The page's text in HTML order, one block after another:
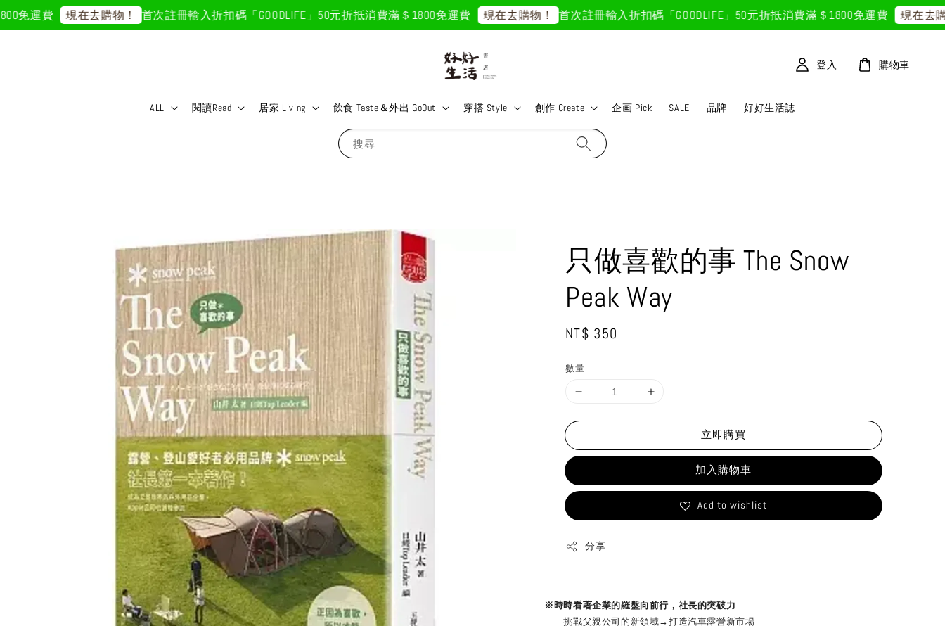
運費 現在去購物！ 首次註冊輸入折扣碼「GOODLIFE」50元折抵消費滿＄1800免運費 現在去購物！ 首次註冊輸入折扣碼「GOODLIFE」50元折抵消費滿＄1800免運費 現在去購物
搜尋
ALL 閱讀Read 居家 Living 飲食 Taste＆外出 GoOut 穿搭 Style 創作 Create 企画 Pick SALE 品牌 好好生活誌
登入 購物車
只做喜歡的事 The Snow
Peak Way
Regular
NT$ 350
數量
立即購買
加入購物車
Add to wishlist
分享
※時時看著企業的羅盤向前行，社長的突破力
挑戰父親公司的新領域→打造汽車露營新市場